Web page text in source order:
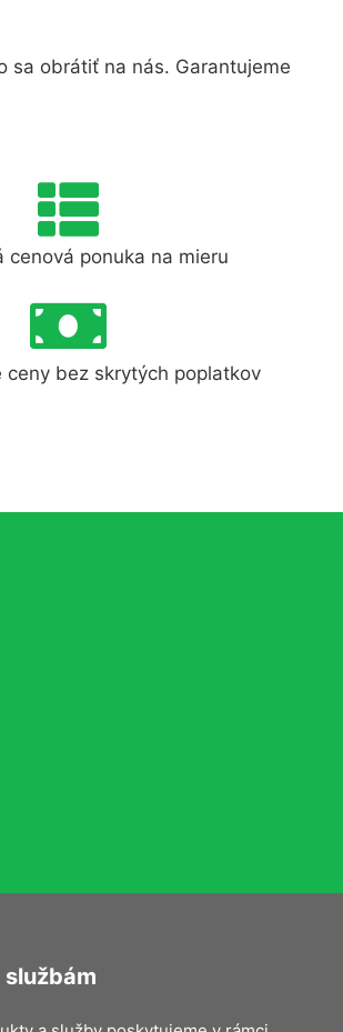
sa obrátiť na nás. Garantujeme
cenová ponuka na mieru
ceny bez skrytých poplatkov